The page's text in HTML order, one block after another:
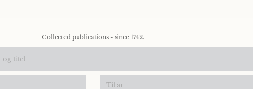
Collected publications - since 1742.